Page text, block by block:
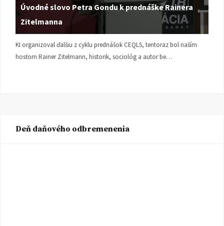
Úvodné slovo Petra Gondu k prednáške Rainera
Zitelmanna
KI organizoval ďalšiu z cyklu prednášok CEQLS, tentoraz bol naším
hosťom Rainer Zitelmann, historik, sociológ a autor be…
Deň daňového odbremenenia